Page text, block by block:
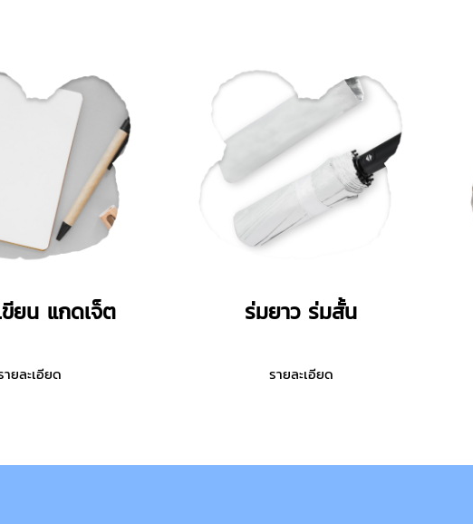
ขียน แกดเจ็ต
ายละเอียด
ร่มยาว ร่มสั้น
รายละเอียด